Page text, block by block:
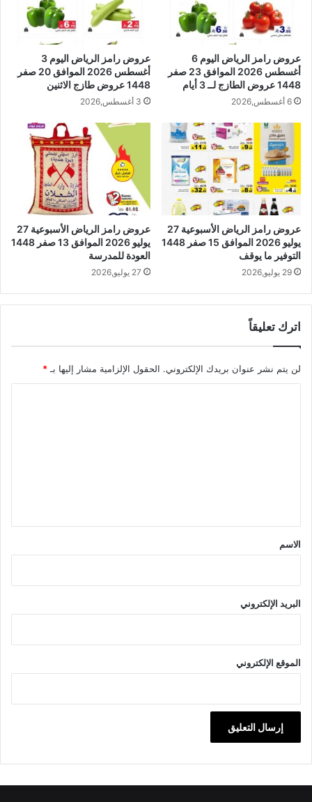
عروض رامز الرياض اليوم 6
أغسطس 2026 الموافق 23 صفر
1448 عروض الطازج لــ 3 أيام
6 أغسطس,2026
عروض رامز الرياض اليوم 3
أغسطس 2026 الموافق 20 صفر
1448 عروض طازج الاثنين
3 أغسطس,2026
عروض رامز الرياض الأسبوعية 27
يوليو 2026 الموافق 15 صفر 1448
التوفير ما يوقف
29 يوليو,2026
عروض رامز الرياض الأسبوعية 27
يوليو 2026 الموافق 13 صفر 1448
العودة للمدرسة
27 يوليو,2026
اترك تعليقاً
لن يتم نشر عنوان بريدك الإلكتروني. الحقول الإلزامية مشار إليها بـ*
*
الاسم
البريد الإلكتروني
الموقع الإلكتروني